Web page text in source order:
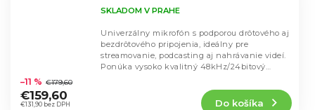
hodnotenie
produktu
je
SKLADOM V PRAHE
€131,90 bez DPH
–11 % €179,60
€159,60
Do košíka
Univerzálny mikrofón s podporou drôtového aj
bezdrôtového pripojenia, ideálny pre
streamovanie, podcasting aj nahrávanie videí.
Ponúka vysoko kvalitný 48kHz/24bitový